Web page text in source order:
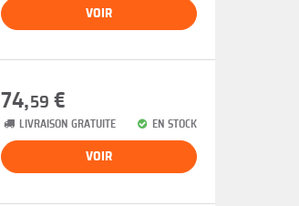
VOIR
74,59 €
LIVRAISON GRATUITE EN STOCK
VOIR